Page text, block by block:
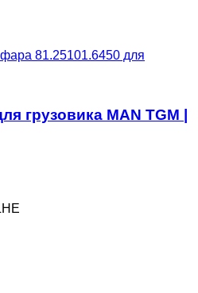
фара 81.25101.6450 для
грузовика MAN TGM |